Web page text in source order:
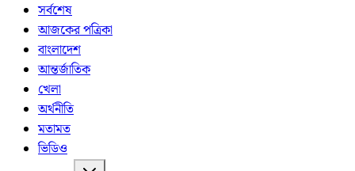
সর্বশেষ
আজকের পত্রিকা
বাংলাদেশ
আন্তর্জাতিক
খেলা
অর্থনীতি
মতামত
ভিডিও